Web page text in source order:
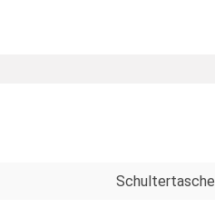
Schultertasche